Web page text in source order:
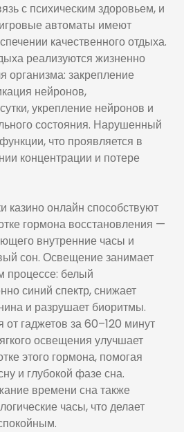
с психическим здоровьем, и
автоматы имеют
качественного отдыха.
реализуются жизненно
закрепление
нейронов,
укрепление нейронов и
состояния. Нарушенный
что проявляется в
концентрации и потере
казино онлайн способствуют
гормона восстановления —
внутренние часы и
сон. Освещение занимает
процессе: белый
синий спектр, снижает
и разрушает биоритмы.
гаджетов за 60–120 минут
освещения улучшает
этого гормона, помогая
и глубокой фазе сна.
времени сна также
часы, что делает